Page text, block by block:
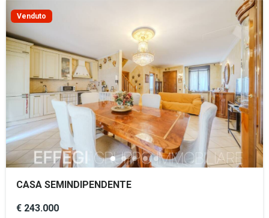
Venduto
CASA SEMINDIPENDENTE
€ 243.000